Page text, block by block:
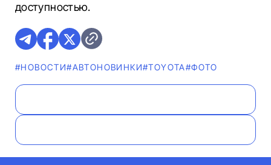
доступностью.
#НОВОСТИ#AВТОНОВИНКИ#TOYOTA#ФОТО